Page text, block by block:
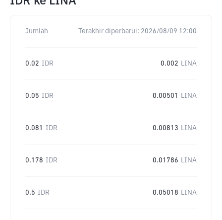
Jumlah Terakhir diperbarui: 2026/08/09 12:00
0.02 IDR 0.002 LINA
0.05 IDR 0.00501 LINA
0.081 IDR 0.00813 LINA
0.178 IDR 0.01786 LINA
0.5 IDR 0.05018 LINA